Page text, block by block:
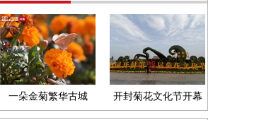
一朵金菊繁华古城 开封菊花文化节开幕